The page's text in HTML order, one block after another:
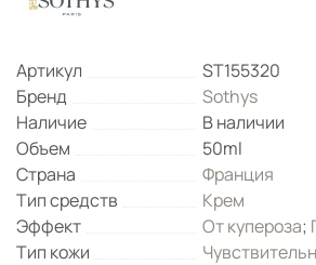
Артикул
ST155320
Бренд
Sothys
Наличие
В наличии
Объем
50ml
Страна
Франция
Тип средств
Крем
Эффект
От купероза;
Тип кожи